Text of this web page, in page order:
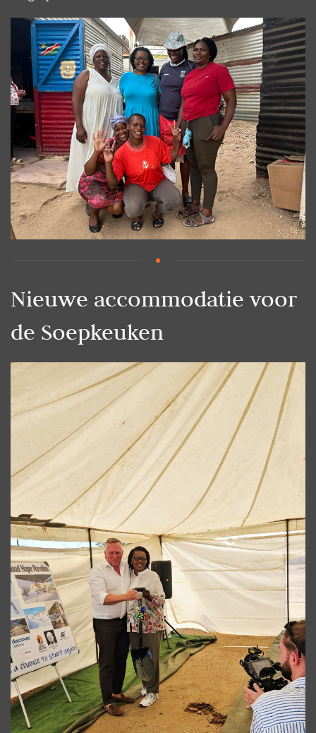
Nieuwe accommodatie voor
de Soepkeuken